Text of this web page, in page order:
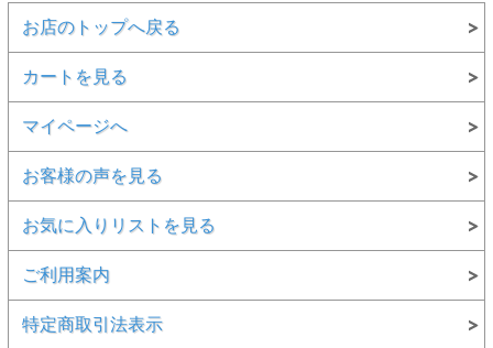
お店のトップへ戻る
カートを見る
マイページへ
お客様の声を見る
お気に入りリストを見る
ご利用案内
特定商取引法表示